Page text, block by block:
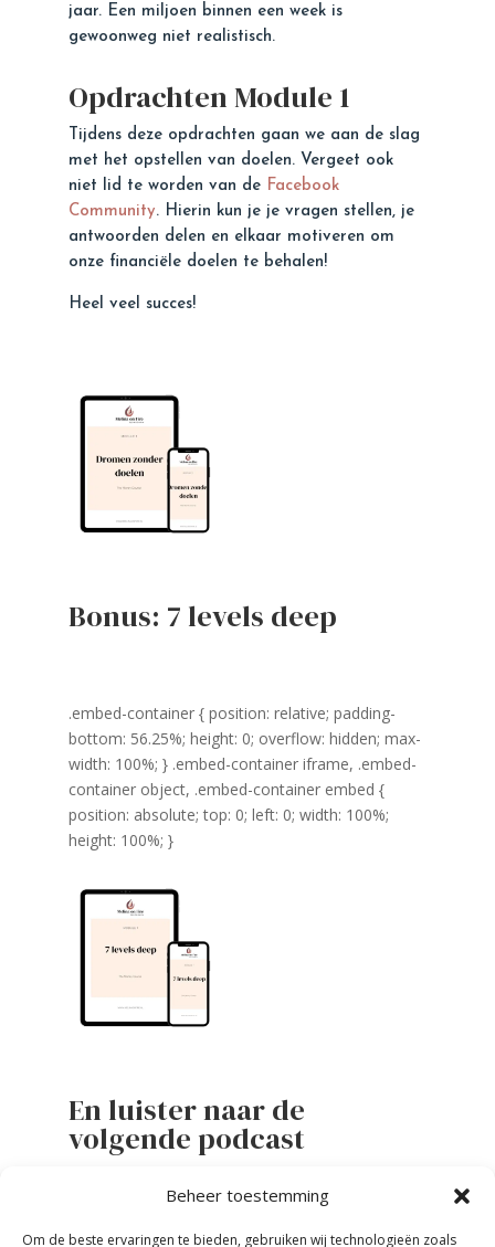
Beheer toestemming
Om de beste ervaringen te bieden, gebruiken wij technologieën zoals
jaar. Een miljoen binnen een week is
gewoonweg niet realistisch.
Opdrachten Module 1
Tijdens deze opdrachten gaan we aan de slag
met het opstellen van doelen. Vergeet ook
niet lid te worden van de Facebook
Community. Hierin kun je je vragen stellen, je
antwoorden delen en elkaar motiveren om
onze financiële doelen te behalen!
Heel veel succes!
Bonus: 7 levels deep
.embed-container { position: relative; padding-
bottom: 56.25%; height: 0; overflow: hidden; max-
width: 100%; } .embed-container iframe, .embed-
container object, .embed-container embed {
position: absolute; top: 0; left: 0; width: 100%;
height: 100%; }
En luister naar de
volgende podcast